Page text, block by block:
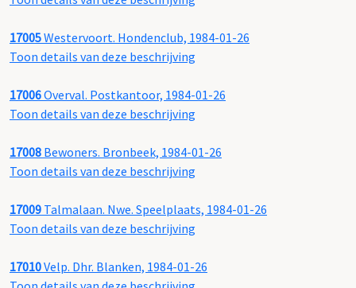
17005Westervoort. Hondenclub, 1984-01-26
Toon details van deze beschrijving
17006Overval. Postkantoor, 1984-01-26
Toon details van deze beschrijving
17008 Bewoners. Bronbeek, 1984-01-26
Toon details van deze beschrijving
17009 Talmalaan. Nwe. Speelplaats, 1984-01-26
Toon details van deze beschrijving
17010Velp. Dhr. Blanken, 1984-01-26